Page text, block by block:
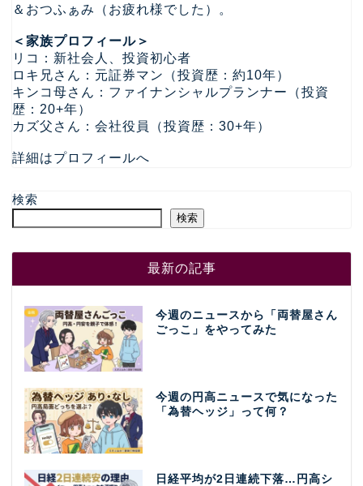
＆おつふぁみ（お疲れ様でした）。
＜家族プロフィール＞
リコ：新社会人、投資初心者
ロキ兄さん：元証券マン（投資歴：約10年）
キンコ母さん：ファイナンシャルプランナー（投資
歴：20+年）
カズ父さん：会社役員（投資歴：30+年）
詳細はプロフィールへ
検索
検索
最新の記事
今週のニュースから「両替屋さん
ごっこ」をやってみた
今週の円高ニュースで気になった
「為替ヘッジ」って何？
日経平均が2日連続下落…円高シ